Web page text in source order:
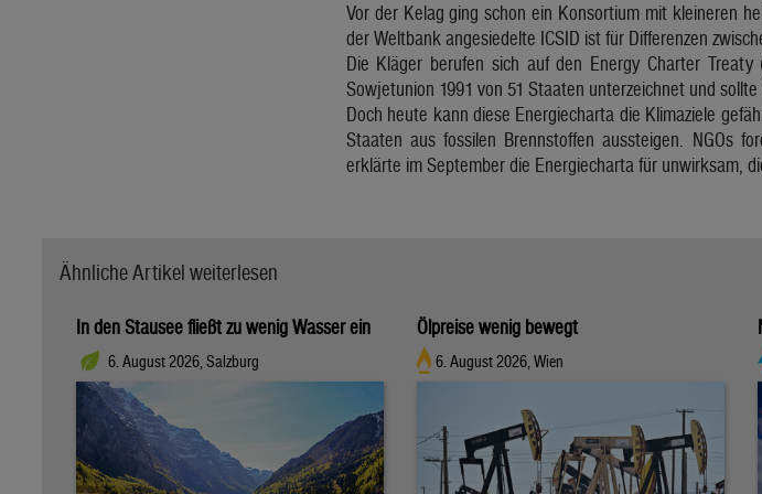
Vor der Kelag ging schon ein Konsortium mit kleineren
der Weltbank angesiedelte ICSID ist für Differenzen
Die Kläger berufen sich auf den Energy Charter
Sowjetunion 1991 von 51 Staaten unterzeichnet und
Doch heute kann diese Energiecharta die Klimaziele
Staaten aus fossilen Brennstoffen aussteigen. NGOs
erklärte im September die Energiecharta für unwirksam,
Ähnliche Artikel weiterlesen
In den Stausee fließt zu wenig Wasser ein
6. August 2026, Salzburg
Ölpreise wenig bewegt
6. August 2026, Wien